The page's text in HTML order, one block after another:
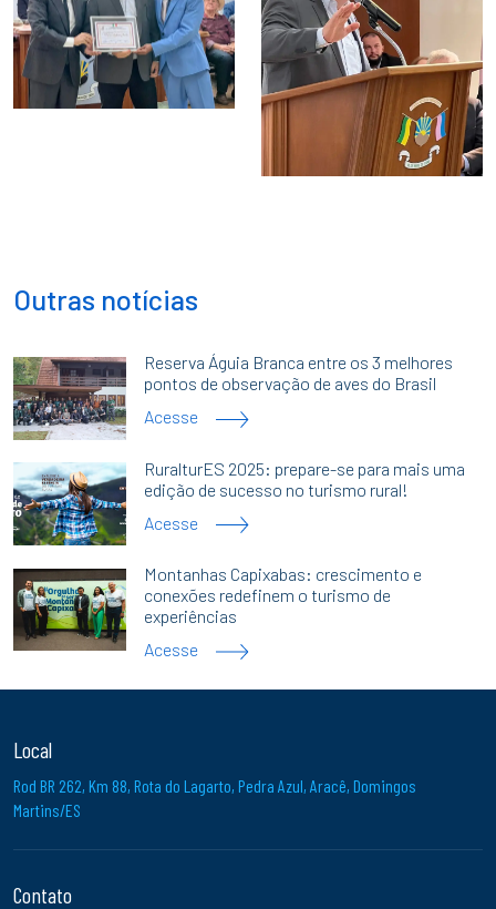
Outras notícias
Reserva Águia Branca entre os 3 melhores
pontos de observação de aves do Brasil
Acesse
RuralturES 2025: prepare-se para mais uma
edição de sucesso no turismo rural!
Acesse
Montanhas Capixabas: crescimento e
conexões redefinem o turismo de
experiências
Acesse
Local
Rod BR 262, Km 88, Rota do Lagarto, Pedra Azul, Aracê, Domingos
Martins/ES
Contato